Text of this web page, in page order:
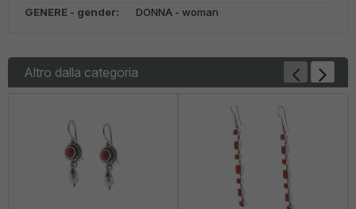
GENERE - gender:
DONNA - woman
Altro dalla categoria